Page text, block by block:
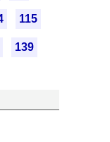
115
139